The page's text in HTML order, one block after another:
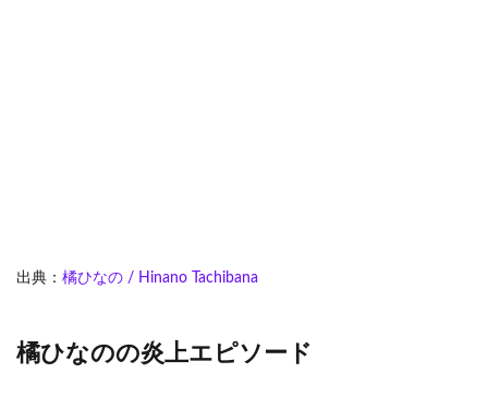
出典： 橘ひなの / Hinano Tachibana
橘ひなのの炎上エピソード